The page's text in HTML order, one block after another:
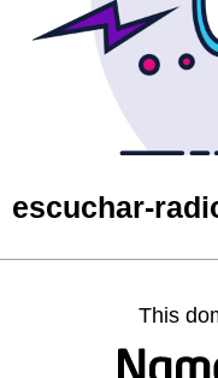
escuchar-
This